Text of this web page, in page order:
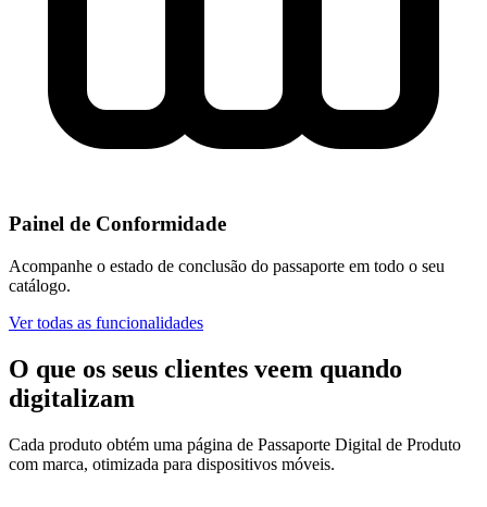
Painel de Conformidade
Acompanhe o estado de conclusão do passaporte em todo o seu
catálogo.
Ver todas as funcionalidades
O que os seus clientes veem quando
digitalizam
Cada produto obtém uma página de Passaporte Digital de Produto
com marca, otimizada para dispositivos móveis.